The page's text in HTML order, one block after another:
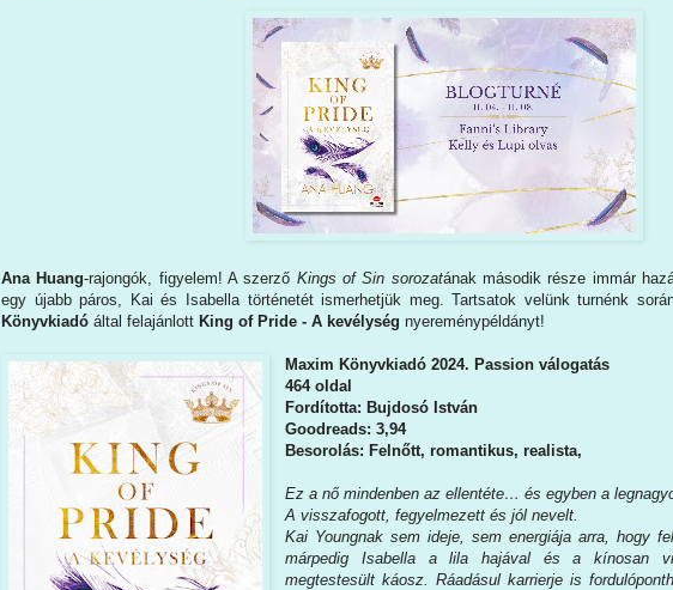
Ana Huang-rajongók, figyelem! A szerző Kings of Sin sorozatának második része immár
egy újabb páros, Kai és Isabella történetét ismerhetjük meg. Tartsatok velünk turnénk
Könyvkiadó által felajánlott King of Pride - A kevélység nyereménypéldányt!
Maxim Könyvkiadó 2024. Passion válogatás
464 oldal
Fordította: Bujdosó István
Goodreads: 3,94
Besorolás: Felnőtt, romantikus, realista,
Ez ​a nő mindenben az ellentéte… és egyben a
A visszafogott, fegyelmezett és jól nevelt.
Kai Youngnak sem ideje, sem energiája arra, hogy
márpedig Isabella a lila hajával és a kínosan
megtestesült káosz. Ráadásul karrierje is